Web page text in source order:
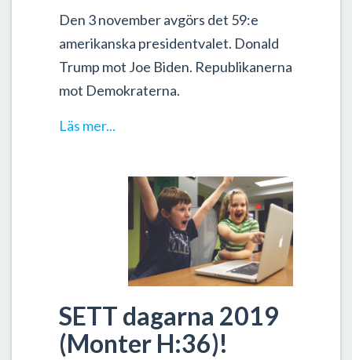
Den 3 november avgörs det 59:e
amerikanska presidentvalet. Donald
Trump mot Joe Biden. Republikanerna
mot Demokraterna.
Läs mer...
SETT dagarna 2019
(Monter H:36)!